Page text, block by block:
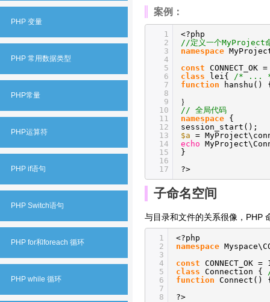
PHP 变量
PHP 常用数据类型
PHP常量
PHP运算符
PHP if语句
PHP Switch语句
PHP for和foreach 循环
PHP while 循环
案例：
1
2
3
4
5
6
7
8
9
10
11
12
13
14
15
16
17
<?php
//定义一个MyProject
namespace
const CONNECT_OK
class
lei{ /* ...
function
｝
// 全局代码
namespace {
session_start();
$a =
echo
}
?>
子命名空间
与目录和文件的关系很像，PHP
1
2
3
4
5
6
7
8
<?php
namespace
const CONNECT_OK =
class Connection {
function
?>